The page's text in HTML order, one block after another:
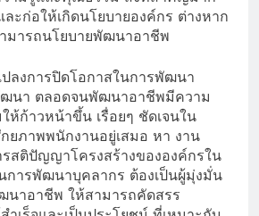
ะก่อให้เกิดนโยบายองค์กร ต่างหาก
มารถนโยบายพัฒนาอาชีพ
ปลงการปิดโอกาสในการพัฒนา
นา ตลอดจนพัฒนาอาชีพมีความ
ห้ก้าวหน้าขึ้น เรื่อยๆ ชัดเจนใน
ภาพพนักงานอยู่เสมอ หา งาน
สติปัญญาโครงสร้างขององค์กรใน
การพัฒนาบุคลากร ต้องเป็นผู้มุ่งมั่น
นาอาชีพ ให้สามารถคัดสรร